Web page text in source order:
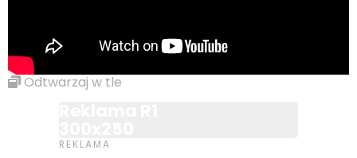
Odtwarzaj w tle